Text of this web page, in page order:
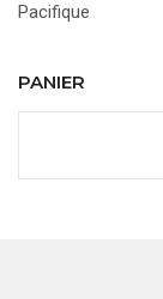
Pacifique
PANIER